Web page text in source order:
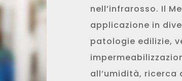
nell’infrarosso. Il
applicazione in
patologie edilizie,
all’umidità,